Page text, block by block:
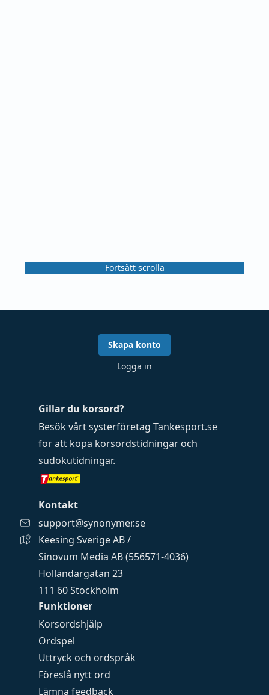
Fortsätt scrolla
Funktioner
Korsordshjälp
Ordspel
Uttryck och ordspråk
Föreslå nytt ord
Lämna feedback
Gillar du korsord?
Besök vårt systerföretag Tankesport.se
för att köpa korsordstidningar och
sudokutidningar.
Kontakt
support@synonymer.se
Keesing Sverige AB /
Sinovum Media AB (556571-4036)
Holländargatan 23
111 60 Stockholm
Skapa konto
Logga in